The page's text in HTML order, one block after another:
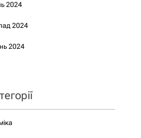
2024
2024
2024